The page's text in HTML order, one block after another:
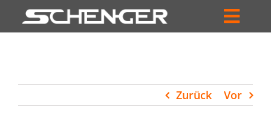
Inhalt
HÄNDLERSUCHE
Zurück Vor